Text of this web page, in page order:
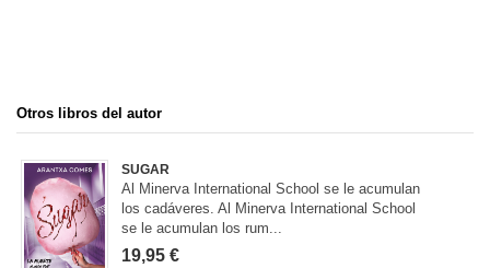
Otros libros del autor
SUGAR
Al Minerva International School se le acumulan
los cadáveres. Al Minerva International School
se le acumulan los rum...
19,95 €